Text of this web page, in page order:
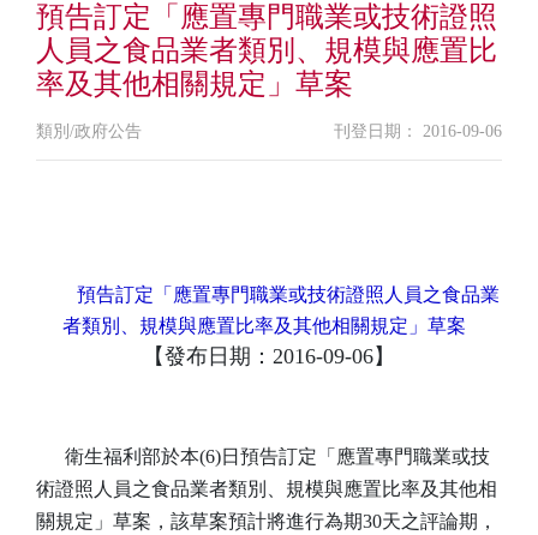
預告訂定「應置專門職業或技術證照
人員之食品業者類別、規模與應置比
率及其他相關規定」草案
類別/政府公告 刊登日期： 2016-09-06
預告訂定「應置專門職業或技術證照人員之食品業
者類別、規模與應置比率及其他相關規定」草案
【發布日期：2016-09-06】
衛生福利部於本(6)日預告訂定「應置專門職業或技
術證照人員之食品業者類別、規模與應置比率及其他相
關規定」草案，該草案預計將進行為期30天之評論期，